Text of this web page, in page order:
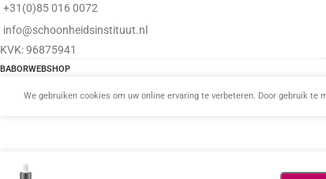
+31(0)85 016 0072
info@schoonheidsinstituut.nl
KVK: 96875941
BABORWEBSHOP
We gebruiken cookies om uw online ervaring te verbeteren. Door gebruik